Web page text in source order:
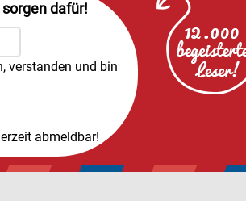
dafür!
verstanden und bin
abmeldbar!